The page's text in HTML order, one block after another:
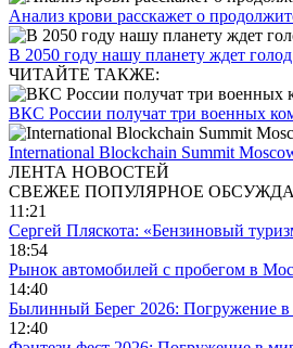
Анализ крови расскажет о
В 2050 году нашу планету ждет голод
ЧИТАЙТЕ ТАКЖЕ:
ВКС России получат три военных
International Blockchain Summit
ЛЕНТА НОВОСТЕЙ
СВЕЖЕЕ ПОПУЛЯРНОЕ
11:21
Сергей Пляскота: «Бензиновый
18:54
Рынок автомобилей с пробегом в
14:40
Былинный Берег 2026: Погружение
12:40